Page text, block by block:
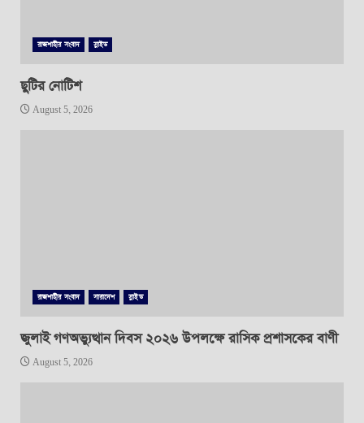
রাজশাহীর সংবাদ স্লাইড
ছুটির নোটিশ
August 5, 2026
রাজশাহীর সংবাদ সারাদেশ স্লাইড
জুলাই গণঅভ্যুত্থান দিবস ২০২৬ উপলক্ষে রাসিক প্রশাসকের বাণী
August 5, 2026